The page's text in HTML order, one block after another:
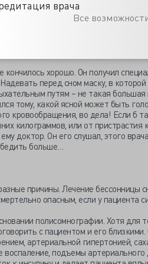
врача
Все
которые назначил первый врач,
подвели пациента к
таблетками, мозгу пробуждаться
убаюкивают его, ухудшают
пациенту все ближе.
кончилось хорошо. Он получил
перед сном маску, в
путям – не такая
тому, какой ясной может быть
кровообращения, во дела! Если б
килограммов, или от
доктор. Он его слушал, этого
больше…
причины. Лечение бессонницы
опасным, если у пациента
полисомнографии. Хотя для
с пациентом и его
артериальной гипертонией,
воспаление, подъемы